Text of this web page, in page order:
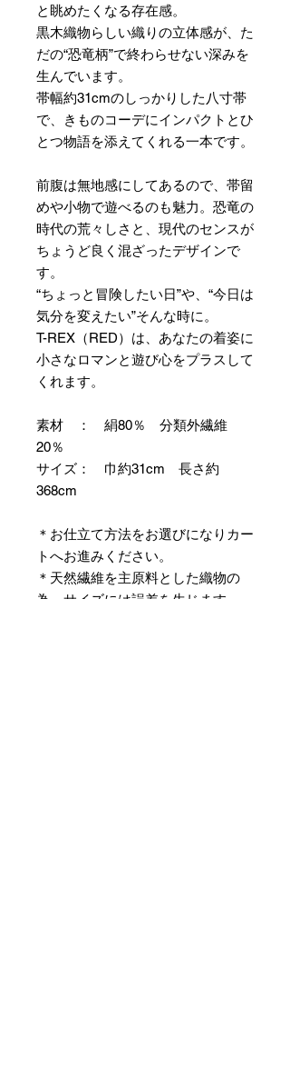
と眺めたくなる存在感。
黒木織物らしい織りの立体感が、た
だの“恐竜柄”で終わらせない深みを
生んでいます。
帯幅約31cmのしっかりした八寸帯
で、きものコーデにインパクトとひ
とつ物語を添えてくれる一本です。
前腹は無地感にしてあるので、帯留
めや小物で遊べるのも魅力。恐竜の
時代の荒々しさと、現代のセンスが
ちょうど良く混ざったデザインで
す。
“ちょっと冒険したい日”や、“今日は
気分を変えたい”そんな時に。
T-REX（RED）は、あなたの着姿に
小さなロマンと遊び心をプラスして
くれます。
素材 ： 絹80％ 分類外繊維
20％
サイズ： 巾約31cm 長さ約
368cm
＊お仕立て方法をお選びになりカー
トへお進みください。
＊天然繊維を主原料とした織物の
為、サイズには誤差を生じます。